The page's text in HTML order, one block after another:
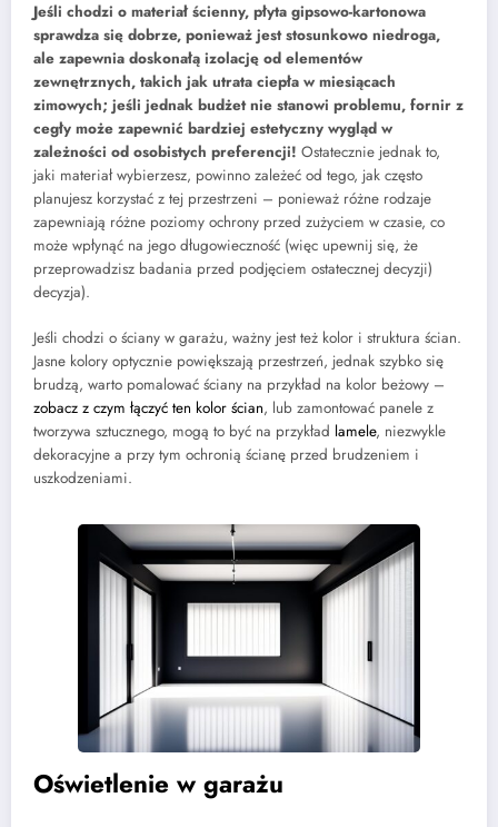
Jeśli chodzi o materiał ścienny, płyta gipsowo-kartonowa
sprawdza się dobrze, ponieważ jest stosunkowo niedroga,
ale zapewnia doskonałą izolację od elementów
zewnętrznych, takich jak utrata ciepła w miesiącach
zimowych; jeśli jednak budżet nie stanowi problemu, fornir z
cegły może zapewnić bardziej estetyczny wygląd w
zależności od osobistych preferencji! Ostatecznie jednak to,
jaki materiał wybierzesz, powinno zależeć od tego, jak często
planujesz korzystać z tej przestrzeni – ponieważ różne rodzaje
zapewniają różne poziomy ochrony przed zużyciem w czasie, co
może wpłynąć na jego długowieczność (więc upewnij się, że
przeprowadzisz badania przed podjęciem ostatecznej decyzji)
decyzja).
Jeśli chodzi o ściany w garażu, ważny jest też kolor i struktura ścian.
Jasne kolory optycznie powiększają przestrzeń, jednak szybko się
brudzą, warto pomalować ściany na przykład na kolor beżowy –
zobacz z czym łączyć ten kolor ścian, lub zamontować panele z
tworzywa sztucznego, mogą to być na przykład lamele, niezwykle
dekoracyjne a przy tym ochronią ścianę przed brudzeniem i
uszkodzeniami.
Oświetlenie w garażu